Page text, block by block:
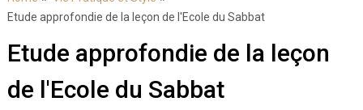
Etude approfondie de la leçon de l'Ecole du Sabbat
Etude approfondie de la leçon
de l'Ecole du Sabbat